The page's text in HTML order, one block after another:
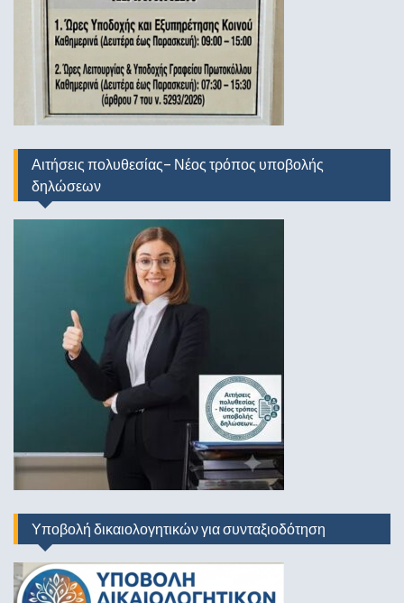
Αιτήσεις πολυθεσίας- Νέος τρόπος υποβολής
δηλώσεων
Υποβολή δικαιολογητικών για συνταξιοδότηση